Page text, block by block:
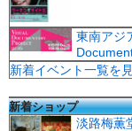
東南アジ
新着イベント一覧を
新着ショップ
淡路梅薫